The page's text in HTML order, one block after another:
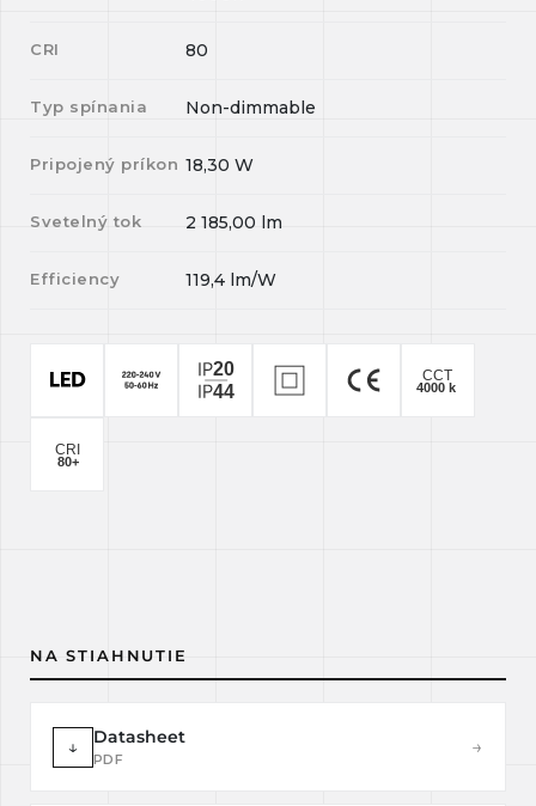
CRI 80
Typ spínania Non-dimmable
Pripojený príkon 18,30 W
Svetelný tok 2 185,00 lm
Efficiency 119,4 lm/W
NA STIAHNUTIE
↓ Datasheet
PDF
→